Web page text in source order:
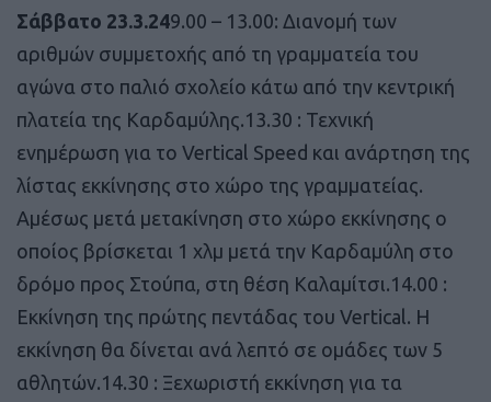
Σάββατο 23.3.249.00 – 13.00: Διανομή των
αριθμών συμμετοχής από τη γραμματεία του
αγώνα στο παλιό σχολείο κάτω από την κεντρική
πλατεία της Καρδαμύλης.13.30 : Τεχνική
ενημέρωση για το Vertical Speed και ανάρτηση της
λίστας εκκίνησης στο χώρο της γραμματείας.
Αμέσως μετά μετακίνηση στο χώρο εκκίνησης ο
οποίος βρίσκεται 1 χλμ μετά την Καρδαμύλη στο
δρόμο προς Στούπα, στη θέση Καλαμίτσι.14.00 :
Εκκίνηση της πρώτης πεντάδας του Vertical. Η
εκκίνηση θα δίνεται ανά λεπτό σε ομάδες των 5
αθλητών.14.30 : Ξεχωριστή εκκίνηση για τα